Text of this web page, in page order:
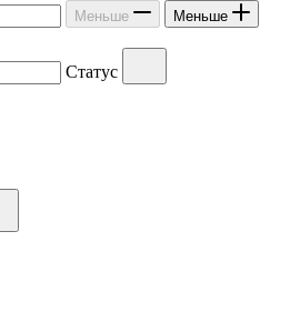
Меньше Меньше
Статус